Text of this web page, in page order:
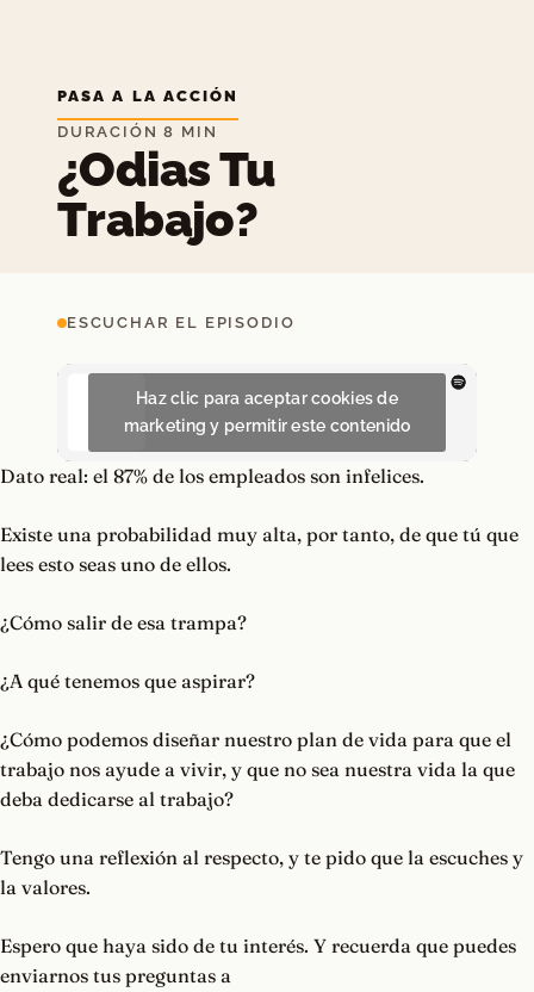
PASA A LA ACCIÓN
DURACIÓN 8 MIN
¿Odias Tu
Trabajo?
ESCUCHAR EL EPISODIO
Haz clic para aceptar cookies de
marketing y permitir este contenido
Dato real: el 87% de los empleados son infelices.
Existe una probabilidad muy alta, por tanto, de que tú que
lees esto seas uno de ellos.
¿Cómo salir de esa trampa?
¿A qué tenemos que aspirar?
¿Cómo podemos diseñar nuestro plan de vida para que el
trabajo nos ayude a vivir, y que no sea nuestra vida la que
deba dedicarse al trabajo?
Tengo una reflexión al respecto, y te pido que la escuches y
la valores.
Espero que haya sido de tu interés. Y recuerda que puedes
enviarnos tus preguntas a